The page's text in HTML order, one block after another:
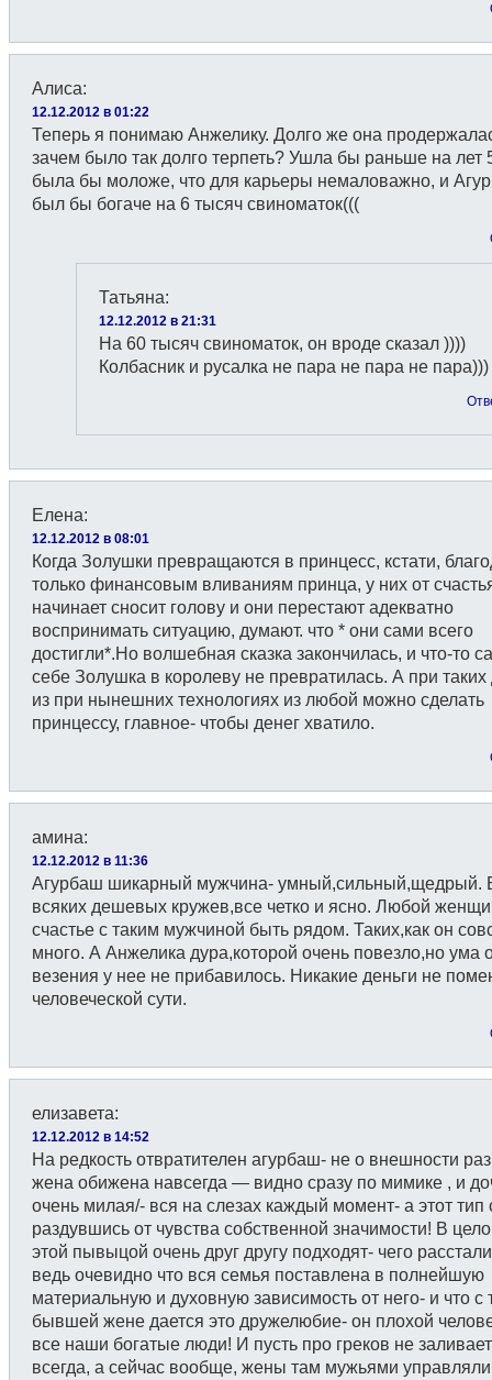
Алиса:
12.12.2012 в 01:22
Теперь я понимаю Анжелику. Долго же она
зачем было так долго терпеть? Ушла бы раньше на лет
была бы моложе, что для карьеры немаловажно, и
был бы богаче на 6 тысяч свиноматок(((
Татьяна:
12.12.2012 в 21:31
На 60 тысяч свиноматок, он вроде сказал ))))
Колбасник и русалка не пара не пара не пара)))
Елена:
12.12.2012 в 08:01
Когда Золушки превращаются в принцесс, кстати,
только финансовым вливаниям принца, у них от
начинает сносит голову и они перестают адекватно
воспринимать ситуацию, думают. что * они сами всего
достигли*.Но волшебная сказка закончилась, и что-то
себе Золушка в королеву не превратилась. А при таких
из при нынешних технологиях из любой можно сделать
принцессу, главное- чтобы денег хватило.
амина:
12.12.2012 в 11:36
Агурбаш шикарный мужчина- умный,сильный,щедрый.
всяких дешевых кружев,все четко и ясно. Любой
счастье с таким мужчиной быть рядом. Таких,как он
много. А Анжелика дура,которой очень повезло,но ума
везения у нее не прибавилось. Никакие деньги не
человеческой сути.
елизавета:
12.12.2012 в 14:52
На редкость отвратителен агурбаш- не о внешности
жена обижена навсегда — видно сразу по мимике , и
очень милая/- вся на слезах каждый момент- а этот тип
раздувшись от чувства собственной значимости! В
этой пывыцой очень друг другу подходят- чего
ведь очевидно что вся семья поставлена в полнейшую
материальную и духовную зависимость от него- и что с
бывшей жене дается это дружелюбие- он плохой
все наши богатые люди! И пусть про греков не
всегда, а сейчас вообще, жены там мужьями